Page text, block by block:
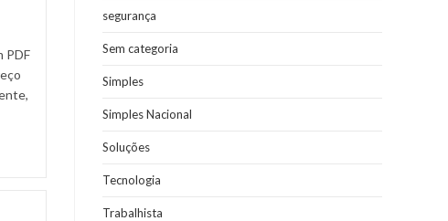
PDF
segurança
Sem categoria
Simples
Simples Nacional
Soluções
Tecnologia
Trabalhista